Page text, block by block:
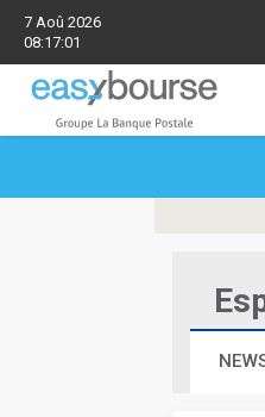
7 Aoû 2026
08:17:01